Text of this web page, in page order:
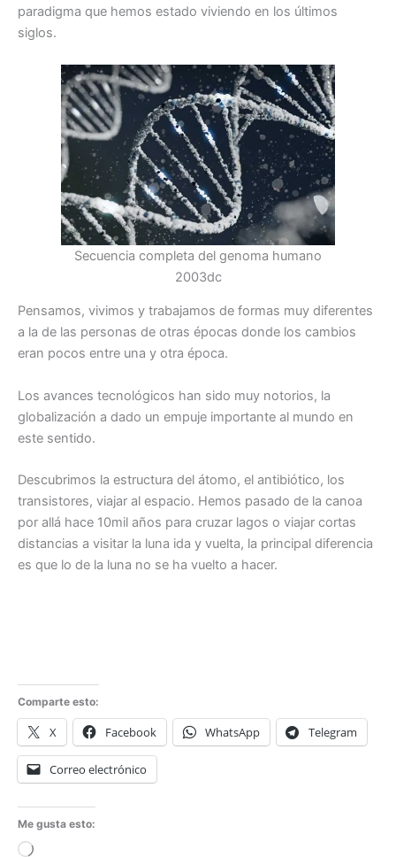
paradigma que hemos estado viviendo en los últimos
siglos.
Secuencia completa del genoma humano
2003dc
Pensamos, vivimos y trabajamos de formas muy diferentes
a la de las personas de otras épocas donde los cambios
eran pocos entre una y otra época.
Los avances tecnológicos han sido muy notorios, la
globalización a dado un empuje importante al mundo en
este sentido.
Descubrimos la estructura del átomo, el antibiótico, los
transistores, viajar al espacio. Hemos pasado de la canoa
por allá hace 10mil años para cruzar lagos o viajar cortas
distancias a visitar la luna ida y vuelta, la principal diferencia
es que lo de la luna no se ha vuelto a hacer.
Comparte esto:
X Facebook WhatsApp Telegram
Correo electrónico
Me gusta esto:
Cargando...